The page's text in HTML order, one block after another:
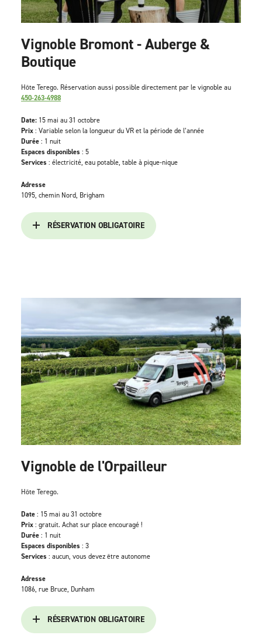
Vignoble Bromont - Auberge &
Boutique
Hôte Terego. Réservation aussi possible directement par le vignoble au
450-263-4988
Date: 15 mai au 31 octobre
Prix: Variable selon la longueur du VR et la période de l’année
Durée: 1 nuit
Espaces disponibles : 5
Services : électricité, eau potable, table à pique-nique
Adresse
1095, chemin Nord, Brigham
RÉSERVATION OBLIGATOIRE
Vignoble de l'Orpailleur
Hôte Terego.
Date: 15 mai au 31 octobre
Prix: gratuit. Achat sur place encouragé !
Durée: 1 nuit
Espaces disponibles : 3
Services : aucun, vous devez être autonome
Adresse
1086, rue Bruce, Dunham
RÉSERVATION OBLIGATOIRE